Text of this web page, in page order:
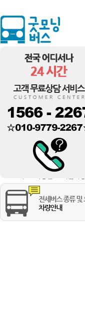
대표 : 최종현 ㅣ 사업자